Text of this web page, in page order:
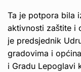
Ta je potpora bila
aktivnosti zaštite i
je predsjednik
gradovima i
i Gradu Lepoglavi